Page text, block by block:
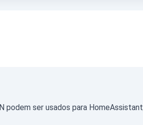
ser usados para